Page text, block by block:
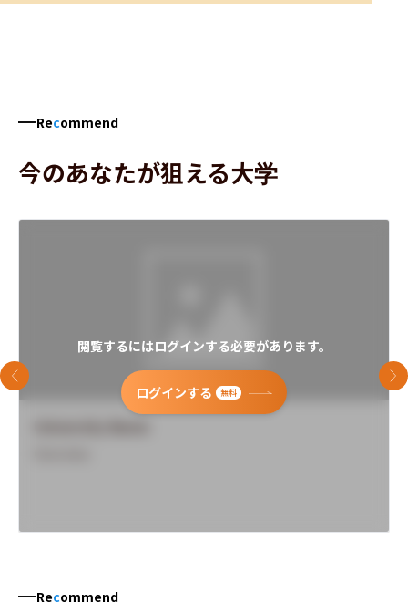
Recommend
今のあなたが狙える大学
閲覧するにはログインする必要があります。
ログインする 無料
前のスライド 次
Recommend